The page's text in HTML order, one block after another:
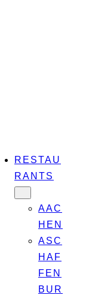
RESTAU
RANTS
AAC
HEN
ASC
HAF
FEN
BUR